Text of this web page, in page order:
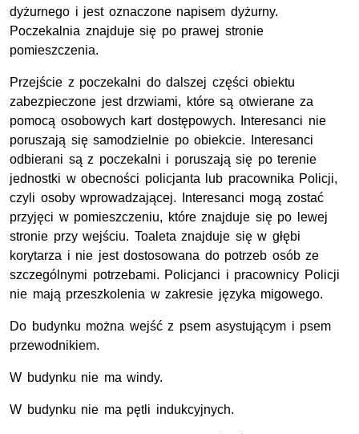
dyżurnego i jest oznaczone napisem dyżurny.
Poczekalnia znajduje się po prawej stronie
pomieszczenia.
Przejście z poczekalni do dalszej części obiektu
zabezpieczone jest drzwiami, które są otwierane za
pomocą osobowych kart dostępowych. Interesanci nie
poruszają się samodzielnie po obiekcie. Interesanci
odbierani są z poczekalni i poruszają się po terenie
jednostki w obecności policjanta lub pracownika Policji,
czyli osoby wprowadzającej. Interesanci mogą zostać
przyjęci w pomieszczeniu, które znajduje się po lewej
stronie przy wejściu. Toaleta znajduje się w głębi
korytarza i nie jest dostosowana do potrzeb osób ze
szczególnymi potrzebami. Policjanci i pracownicy Policji
nie mają przeszkolenia w zakresie języka migowego.
Do budynku można wejść z psem asystującym i psem
przewodnikiem.
W budynku nie ma windy.
W budynku nie ma pętli indukcyjnych.